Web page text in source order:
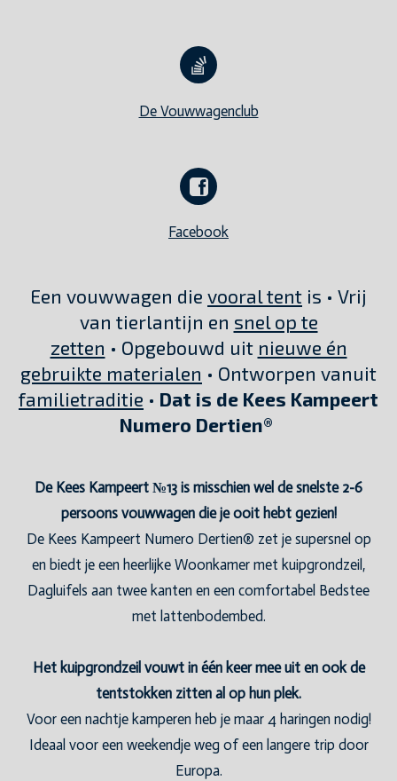
De Vouwwagenclub
Facebook
Een vouwwagen die vooral tent is • Vrij
van tierlantijn en snel op te
zetten • Opgebouwd uit nieuwe én
gebruikte materialen • Ontworpen vanuit
familietraditie • Dat is de Kees Kampeert
Numero Dertien®
De Kees Kampeert №13 is misschien wel de snelste 2-6
persoons vouwwagen die je ooit hebt gezien!
De Kees Kampeert Numero Dertien® zet je supersnel op
en biedt je een heerlijke Woonkamer met kuipgrondzeil,
Dagluifels aan twee kanten en een comfortabel Bedstee
met lattenbodembed.
Het kuipgrondzeil vouwt in één keer mee uit en ook de
tentstokken zitten al op hun plek.
Voor een nachtje kamperen heb je maar 4 haringen nodig!
Ideaal voor een weekendje weg of een langere trip door
Europa.